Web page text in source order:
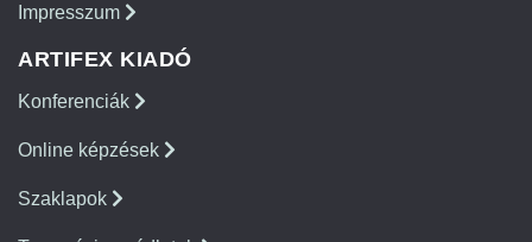
Impresszum
ARTIFEX KIADÓ
Konferenciák
Online képzések
Szaklapok